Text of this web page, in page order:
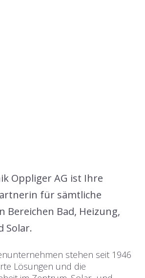
Oppliger AG ist Ihre
für sämtliche
Bereichen Bad, Heizung,
Solar.
stehen seit 1946
Lösungen und die